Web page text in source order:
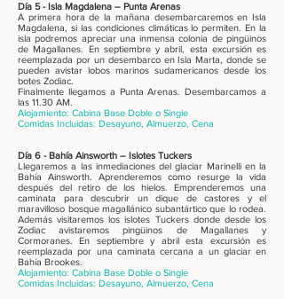
Día 5 - Isla Magdalena – Punta Arenas
A primera hora de la mañana desembarcaremos en Isla
Magdalena, si las condiciones climáticas lo permiten. En la
isla podremos apreciar una inmensa colonia de pingüinos
de Magallanes. En septiembre y abril, esta excursión es
reemplazada por un desembarco en Isla Marta, donde se
pueden avistar lobos marinos sudamericanos desde los
botes Zodiac.
Finalmente llegamos a Punta Arenas. Desembarcamos a
las 11.30 AM.
Alojamiento: Cabina Base Doble o Single
Comidas Incluidas: Desayuno, Almuerzo, Cena
Día 6 - Bahía Ainsworth – Islotes Tuckers
Llegaremos a las inmediaciones del glaciar Marinelli en la
Bahía Ainsworth. Aprenderemos como resurge la vida
después del retiro de los hielos. Emprenderemos una
caminata para descubrir un dique de castores y el
maravilloso bosque magallánico subantártico que lo rodea.
Además visitaremos los islotes Tuckers donde desde los
Zodiac avistaremos pingüinos de Magallanes y
Cormoranes. En septiembre y abril esta excursión es
reemplazada por una caminata cercana a un glaciar en
Bahía Brookes.
Alojamiento: Cabina Base Doble o Single
Comidas Incluidas: Desayuno, Almuerzo, Cena